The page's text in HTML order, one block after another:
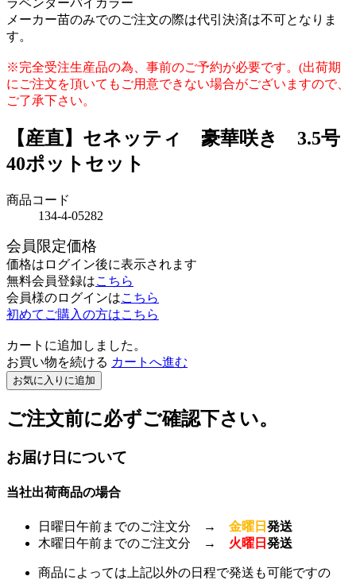
ラベンダーバイカラー
メーカー苗のみでのご注文の際は代引決済は不可となりま
す。
※完全受注生産品の為、事前のご予約が必要です。(出荷期
にご注文を頂いてもご用意できない場合がございますので、
ご了承下さい。
【産直】セネッティ 豪華咲き 3.5号
40ポットセット
商品コード
134-4-05282
会員限定価格
価格はログイン後に表示されます
無料会員登録はこちら
会員様のログインはこちら
初めてご購入の方はこちら
カートに追加しました。
お買い物を続ける カートへ進む
お気に入りに追加
ご注文前に必ずご確認下さい。
お届け日について
当社出荷商品の場合
日曜日午前までのご注文分 → 金曜日 発送
木曜日午前までのご注文分 → 火曜日 発送
商品によっては上記以外の日程で発送も可能ですの